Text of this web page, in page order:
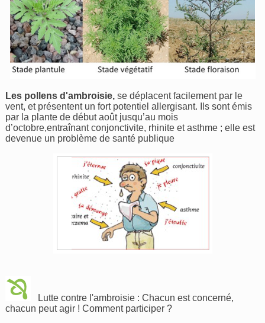
Les pollens d'ambroisie, se déplacent facilement par le
vent, et présentent un fort potentiel allergisant. Ils sont émis
par la plante de début août jusqu’au mois
d’octobre,entraînant conjonctivite, rhinite et asthme ; elle est
devenue un problème de santé publique
Lutte contre l'ambroisie : Chacun est concerné,
chacun peut agir ! Comment participer ?